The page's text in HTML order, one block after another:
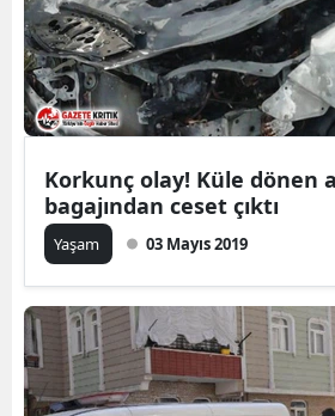
Korkunç olay! Küle dönen
bagajından ceset çıktı
Yaşam 03 Mayıs 2019